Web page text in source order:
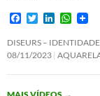
F
c
e
o
T
i
t
e
n
k
d
W
a
t
A
DISEURS –
08/11/2023